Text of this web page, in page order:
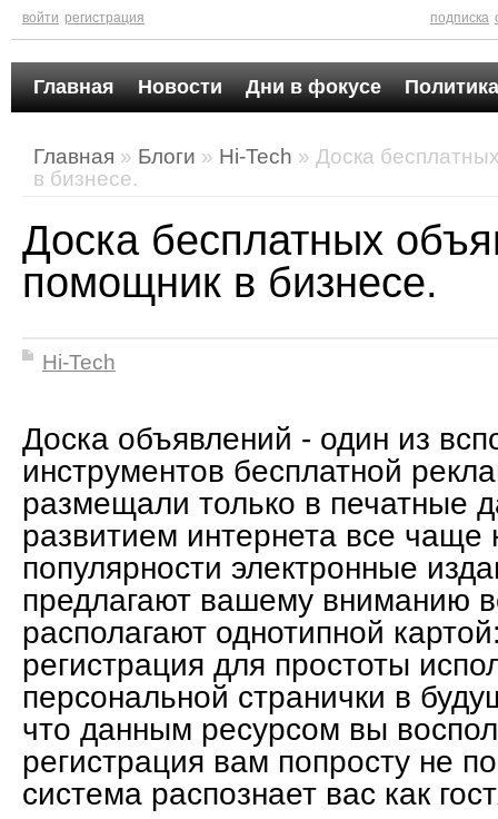
войти регистрация подписка
Главная Новости Дни в фокусе
Главная » Блоги » Hi-Tech » Доска
в бизнесе.
Доска бесплатных
помощник в бизнесе.
Hi-Tech
Доска объявлений - один из
инструментов бесплатной
размещали только в печатные
развитием интернета все чаще
популярности электронные
предлагают вашему вниманию
располагают однотипной
регистрация для простоты
персональной странички в
что данным ресурсом вы
регистрация вам попросту не
система распознает вас как